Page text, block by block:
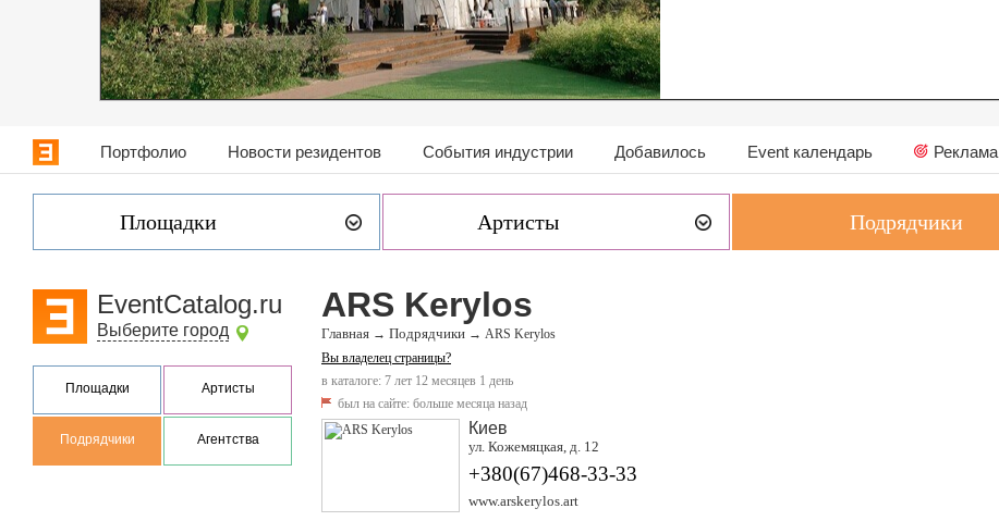
Портфолио Новости резидентов События индустрии Добавилось Event календарь Реклама
Площадки Артисты Подрядчики
EventCatalog.ru
Выберите город
Площадки Артисты
Подрядчики Агентства
ARS Kerylos
Главная → Подрядчики → ARS Kerylos
Вы владелец страницы?
в каталоге: 7 лет 12 месяцев 1 день
был на сайте: больше месяца назад
Киев
ул. Кожемяцкая, д. 12
+380(67)468-33-33
www.arskerylos.art